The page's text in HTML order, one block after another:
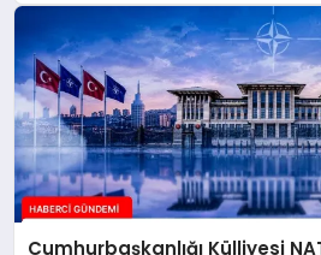
Cumhurbaşkanlığı Külliyesi